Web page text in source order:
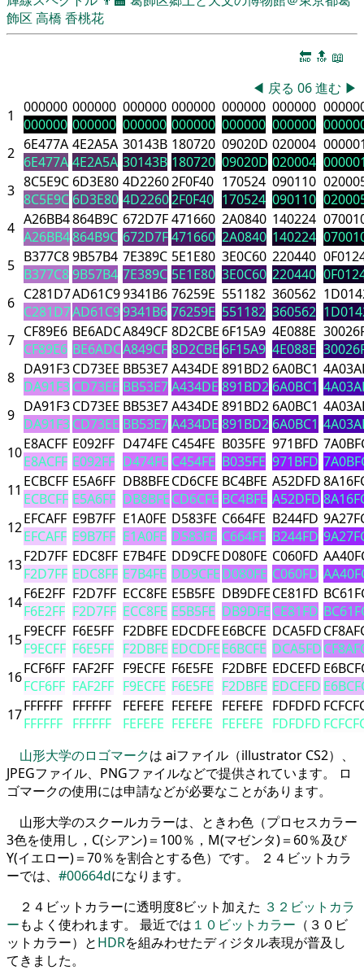
飾区 高橋 香桃花
🔚 🔝 📖
◀ 戻る 06進む ▶
1
000000
000000
000000
000000
000000
000000
000000
000000
000000
000000
000000
000000
2 6E477A
6E477A
4E2A5A
4E2A5A
30143B
30143B
180720
180720
09020D
09020D
020004
020004
3 8C5E9C
8C5E9C
6D3E80
6D3E80
4D2260
4D2260
2F0F40
2F0F40
170524
170524
090110
090110
4 A26BB4
A26BB4
864B9C
864B9C
672D7F
672D7F
471660
471660
2A0840
2A0840
140224
140224
5 B377C8
B377C8
9B57B4
9B57B4
7E389C
7E389C
5E1E80
5E1E80
3E0C60
3E0C60
220440
220440
6 C281D7
C281D7
AD61C9
AD61C9
9341B6
9341B6
76259E
76259E
551182
551182
360562
360562
7 CF89E6
CF89E6
BE6ADC
BE6ADC
A849CF
A849CF
8D2CBE
8D2CBE
6F15A9
6F15A9
4E088E
4E088E
8 DA91F3
DA91F3
CD73EE
CD73EE
BB53E7
BB53E7
A434DE
A434DE
891BD2
891BD2
6A0BC1
6A0BC1
9 DA91F3
DA91F3
CD73EE
CD73EE
BB53E7
BB53E7
A434DE
A434DE
891BD2
891BD2
6A0BC1
6A0BC1
10E8ACFF
E8ACFF
E092FF
E092FF
D474FE
D474FE
C454FE
C454FE
B035FE
B035FE
971BFD
971BFD
11 ECBCFF
ECBCFF
E5A6FF
E5A6FF
DB8BFE
DB8BFE
CD6CFE
CD6CFE
BC4BFE
BC4BFE
A52DFD
A52DFD
12EFCAFF
EFCAFF
E9B7FF
E9B7FF
E1A0FE
E1A0FE
D583FE
D583FE
C664FE
C664FE
B244FD
B244FD
13F2D7FF
F2D7FF
EDC8FF
EDC8FF
E7B4FE
E7B4FE
DD9CFE
DD9CFE
D080FE
D080FE
C060FD
C060FD
14F6E2FF
F6E2FF
F2D7FF
F2D7FF
ECC8FE
ECC8FE
E5B5FE
E5B5FE
DB9DFE
DB9DFE
CE81FD
CE81FD
15F9ECFF
F9ECFF
F6E5FF
F6E5FF
F2DBFE
F2DBFE
EDCDFE
EDCDFE
E6BCFE
E6BCFE
DCA5FD
DCA5FD
16FCF6FF
FCF6FF
FAF2FF
FAF2FF
F9ECFE
F9ECFE
F6E5FE
F6E5FE
F2DBFE
F2DBFE
EDCEFD
EDCEFD
17FFFFFF
FFFFFF
FFFFFF
FFFFFF
FEFEFE
FEFEFE
FEFEFE
FEFEFE
FEFEFE
FEFEFE
FDFDFD
FDFDFD
山形大学のロゴマークは aiファイル（illustrator CS2）、
JPEGファイル、PNGファイルなどで提供されています。 ロ
ゴマークの使用には申請などが必要なことがあります。
山形大学のスクールカラーは、ときわ色（プロセスカラー
3色を使用し，C(シアン)＝100％，M(マゼンタ)＝60％及び
Y(イエロー)＝70％を割合とする色）です。 ２４ビットカラ
ーでは、 #00664dになります。
２４ビットカラーに透明度8ビット加えた ３２ビットカラ
ーもよく使われます。 最近では １０ビットカラー （３０ビ
ットカラー）とHDRを組みわせたディジタル表現が普及し
てきました。